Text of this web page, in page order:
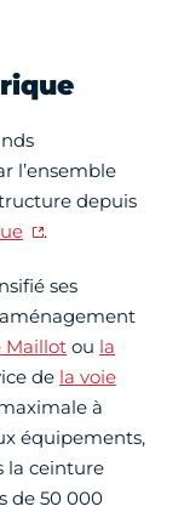
l’ensemble
depuis
.
ses
Maillot ou la
de la voie
à
équipements,
la ceinture
de 50 000